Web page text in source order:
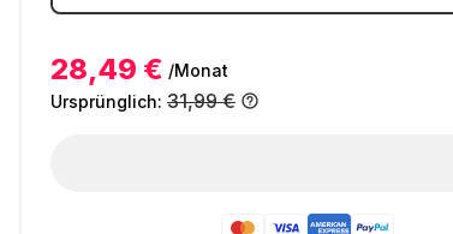
28,49 € /Monat
Ursprünglich: 31,99 €